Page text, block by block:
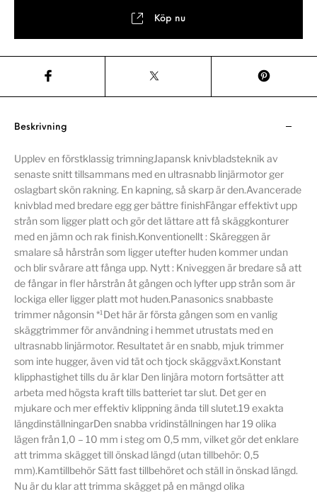
Köp nu
Beskrivning
Upplev en förstklassig trimningJapansk knivbladsteknik av
senaste snitt tillsammans med en ultrasnabb linjärmotor ger
oslagbart skön rakning. En kapning, så skarp är den.Avancerade
knivblad med bredare egg ger bättre finishFångar effektivt upp
strån som ligger platt och gör det lättare att få skäggkonturer
med en jämn och rak finish.Konventionellt : Skäreggen är
smalare så hårstrån som ligger utefter huden kommer undan
och blir svårare att fånga upp. Nytt : Kniveggen är bredare så att
de fångar in fler hårstrån åt gången och lyfter upp strån som är
lockiga eller ligger platt mot huden.Panasonics snabbaste
trimmer någonsin *¹Det här är första gången som en vanlig
skäggtrimmer för användning i hemmet utrustats med en
ultrasnabb linjärmotor. Resultatet är en snabb, mjuk trimmer
som inte hugger, även vid tät och tjock skäggväxt.Konstant
klipphastighet tills du är klar Den linjära motorn fortsätter att
arbeta med högsta kraft tills batteriet tar slut. Det ger en
mjukare och mer effektiv klippning ända till slutet.19 exakta
längdinställningarDen snabba vridinställningen har 19 olika
lägen från 1,0 – 10 mm i steg om 0,5 mm, vilket gör det enklare
att trimma skägget till önskad längd (utan tillbehör: 0,5
mm).Kamtillbehör Sätt fast tillbehöret och ställ in önskad längd.
Nu är du klar att trimma skägget på en mängd olika